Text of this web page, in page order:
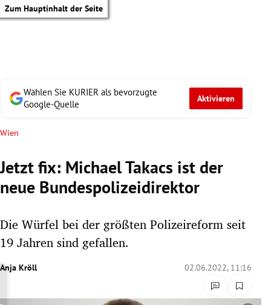
Zum Hauptinhalt der Seite
Wählen Sie KURIER als bevorzugte
Google-Quelle
Aktivieren
Wien
Jetzt fix: Michael Takacs ist der
neue Bundespolizeidirektor
Die Würfel bei der größten Polizeireform seit
19 Jahren sind gefallen.
Anja Kröll 02.06.2022, 11:16